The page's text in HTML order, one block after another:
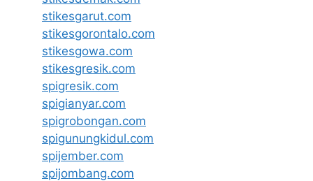
stikesgarut.com
stikesgorontalo.com
stikesgowa.com
stikesgresik.com
spigresik.com
spigianyar.com
spigrobongan.com
spigunungkidul.com
spijember.com
spijombang.com